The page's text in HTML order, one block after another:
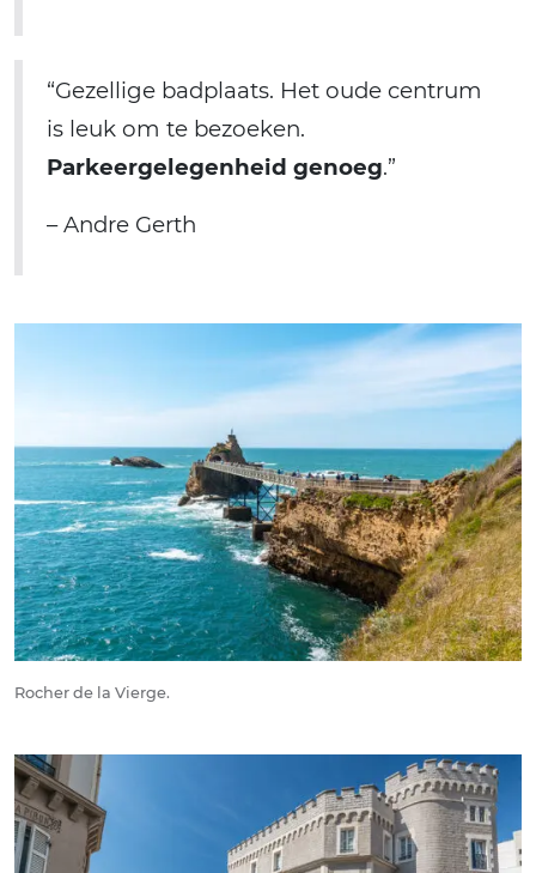
“Gezellige badplaats. Het oude centrum
is leuk om te bezoeken.
Parkeergelegenheid genoeg.”
– Andre Gerth
Rocher de la Vierge.